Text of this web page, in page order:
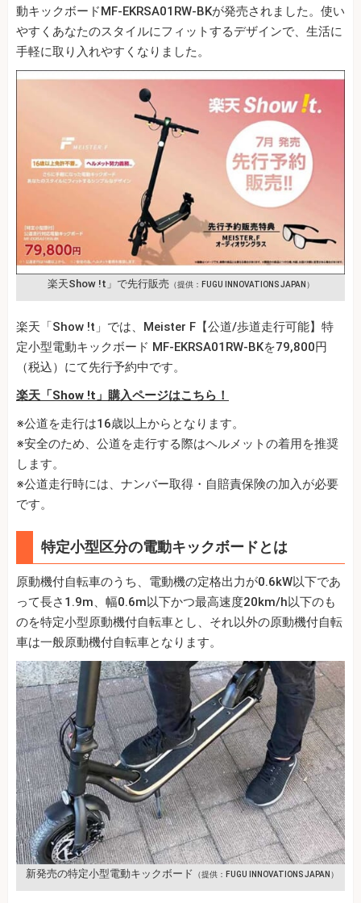
動キックボードMF-EKRSA01RW-BKが発売されました。使い
やすくあなたのスタイルにフィットするデザインで、生活に
手軽に取り入れやすくなりました。
楽天Show !t」で先行販売 （提供：FUGU INNOVATIONS JAPAN）
楽天「Show !t」では、Meister F【公道/歩道走行可能】特
定小型電動キックボード MF-EKRSA01RW-BKを79,800円
（税込）にて先行予約中です。
楽天「Show !t」購入ページはこちら！
※公道を走行は16歳以上からとなります。
※安全のため、公道を走行する際はヘルメットの着用を推奨
します。
※公道走行時には、ナンバー取得・自賠責保険の加入が必要
です。
特定小型区分の電動キックボードとは
原動機付自転車のうち、電動機の定格出力が0.6kW以下であ
って長さ1.9m、幅0.6m以下かつ最高速度20km/h以下のも
のを特定小型原動機付自転車とし、それ以外の原動機付自転
車は一般原動機付自転車となります。
新発売の特定小型電動キックボード （提供：FUGU INNOVATIONS JAPAN）